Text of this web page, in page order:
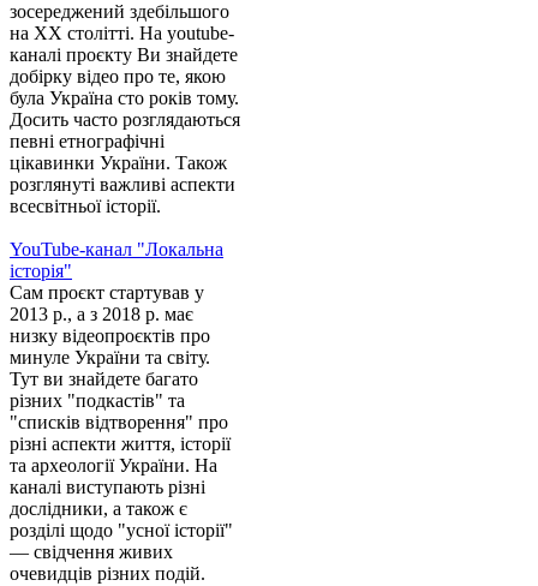
зосереджений здебільшого
на XX столітті. На youtube-
каналі проєкту Ви знайдете
добірку відео про те, якою
була Україна сто років тому.
Досить часто розглядаються
певні етнографічні
цікавинки України. Також
розглянуті важливі аспекти
всесвітньої історії.
YouTube-канал "Локальна
історія"
Сам проєкт стартував у
2013 р., а з 2018 р. має
низку відеопроєктів про
минуле України та світу.
Тут ви знайдете багато
різних "подкастів" та
"списків відтворення" про
різні аспекти життя, історії
та археології України. На
каналі виступають різні
дослідники, а також є
розділі щодо "усної історії"
— свідчення живих
очевидців різних подій.